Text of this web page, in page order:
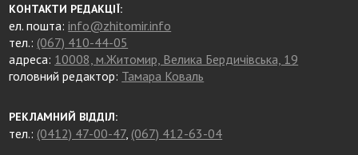
КОНТАКТИ РЕДАКЦІЇ:
ел. пошта:info@zhitomir.info
тел.: (067) 410-44-05
адреса: 10008, м.Житомир, Велика Бердичівська, 19
головний редактор: Тамара Коваль
РЕКЛАМНИЙ ВІДДІЛ:
тел.: (0412) 47-00-47, (067) 412-63-04